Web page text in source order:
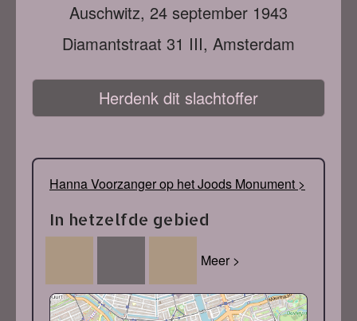
Auschwitz, 24 september 1943
Diamantstraat 31 III, Amsterdam
Herdenk dit slachtoffer
Hanna Voorzanger op het Joods Monument >
In hetzelfde gebied
Meer >